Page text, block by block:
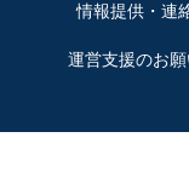
情報提供・連
運営支援のお